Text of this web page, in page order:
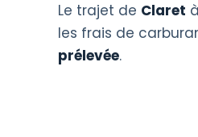
Le trajet de Claret à
les frais de
prélevée.